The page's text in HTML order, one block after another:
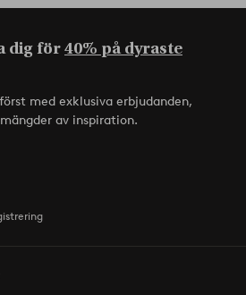
dig för40% på dyraste
med exklusiva erbjudanden,
av inspiration.